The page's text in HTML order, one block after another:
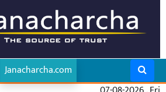
Janacharcha.com